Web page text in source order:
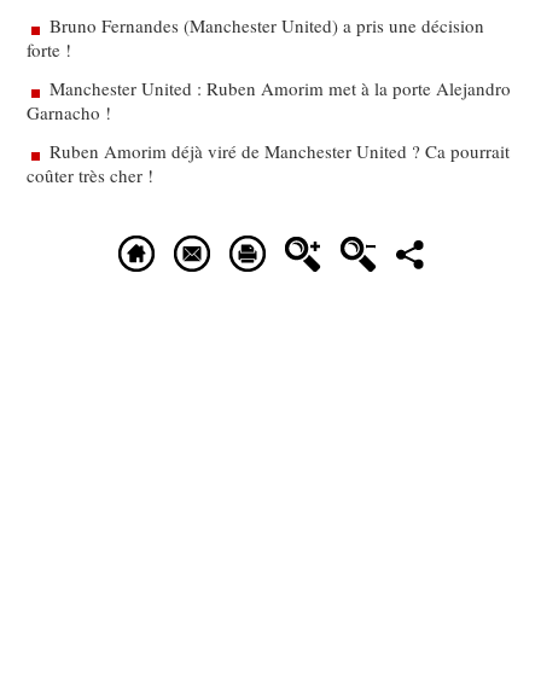
Bruno Fernandes (Manchester United) a pris une décision
forte !
Manchester United : Ruben Amorim met à la porte Alejandro
Garnacho !
Ruben Amorim déjà viré de Manchester United ? Ca pourrait
coûter très cher !